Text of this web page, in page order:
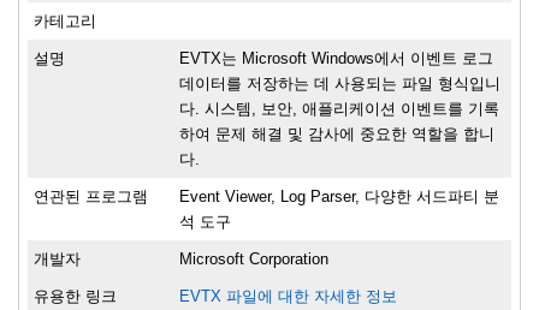
카테고리
설명
EVTX는 Microsoft Windows에서 이벤트 로그
데이터를 저장하는 데 사용되는 파일 형식입니
다. 시스템, 보안, 애플리케이션 이벤트를 기록
하여 문제 해결 및 감사에 중요한 역할을 합니
다.
연관된 프로그램
Event Viewer, Log Parser, 다양한 서드파티 분
석 도구
개발자 Microsoft Corporation
유용한 링크 EVTX 파일에 대한 자세한 정보